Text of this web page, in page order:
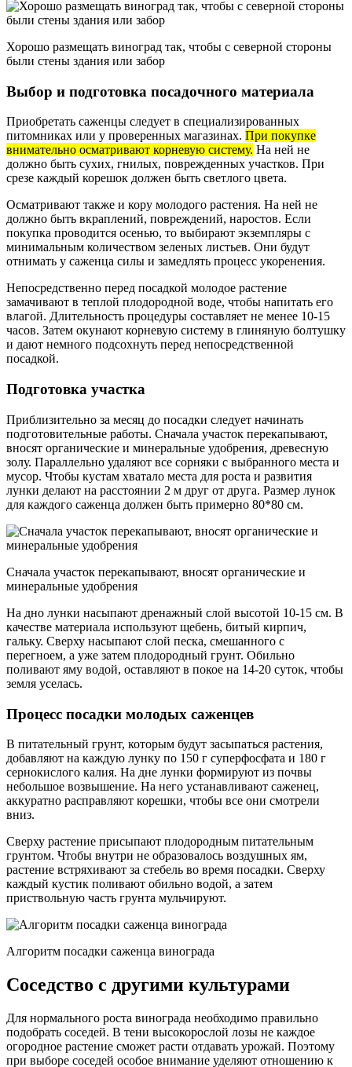
Хорошо размещать виноград так, чтобы с северной стороны
были стены здания или забор
Выбор и подготовка посадочного материала
Приобретать саженцы следует в специализированных
питомниках или у проверенных магазинах. При покупке
внимательно осматривают корневую систему. На ней не
должно быть сухих, гнилых, поврежденных участков. При
срезе каждый корешок должен быть светлого цвета.
Осматривают также и кору молодого растения. На ней не
должно быть вкраплений, повреждений, наростов. Если
покупка проводится осенью, то выбирают экземпляры с
минимальным количеством зеленых листьев. Они будут
отнимать у саженца силы и замедлять процесс укоренения.
Непосредственно перед посадкой молодое растение
замачивают в теплой плодородной воде, чтобы напитать его
влагой. Длительность процедуры составляет не менее 10-15
часов. Затем окунают корневую систему в глиняную болтушку
и дают немного подсохнуть перед непосредственной
посадкой.
Подготовка участка
Приблизительно за месяц до посадки следует начинать
подготовительные работы. Сначала участок перекапывают,
вносят органические и минеральные удобрения, древесную
золу. Параллельно удаляют все сорняки с выбранного места и
мусор. Чтобы кустам хватало места для роста и развития
лунки делают на расстоянии 2 м друг от друга. Размер лунок
для каждого саженца должен быть примерно 80*80 см.
Сначала участок перекапывают, вносят органические и
минеральные удобрения
На дно лунки насыпают дренажный слой высотой 10-15 см. В
качестве материала используют щебень, битый кирпич,
гальку. Сверху насыпают слой песка, смешанного с
перегноем, а уже затем плодородный грунт. Обильно
поливают яму водой, оставляют в покое на 14-20 суток, чтобы
земля уселась.
Процесс посадки молодых саженцев
В питательный грунт, которым будут засыпаться растения,
добавляют на каждую лунку по 150 г суперфосфата и 180 г
сернокислого калия. На дне лунки формируют из почвы
небольшое возвышение. На него устанавливают саженец,
аккуратно расправляют корешки, чтобы все они смотрели
вниз.
Сверху растение присыпают плодородным питательным
грунтом. Чтобы внутри не образовалось воздушных ям,
растение встряхивают за стебель во время посадки. Сверху
каждый кустик поливают обильно водой, а затем
приствольную часть грунта мульчируют.
Алгоритм посадки саженца винограда
Соседство с другими культурами
Для нормального роста винограда необходимо правильно
подобрать соседей. В тени высокорослой лозы не каждое
огородное растение сможет расти отдавать урожай. Поэтому
при выборе соседей особое внимание уделяют отношению к